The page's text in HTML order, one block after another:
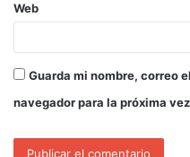
Web
Guarda mi nombre, correo
navegador para la próxima